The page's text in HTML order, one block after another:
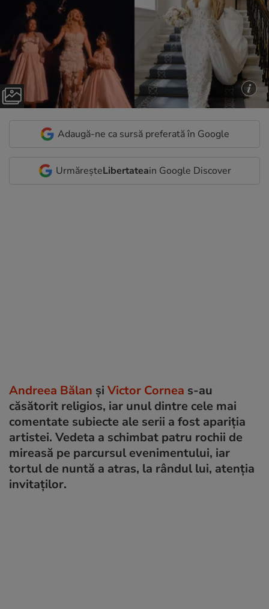
Adaugă-ne ca sursă preferată în Google
UrmăreșteLibertateain Google Discover
Andreea Bălan și Victor Cornea s-au
căsătorit religios, iar unul dintre cele mai
comentate subiecte ale serii a fost apariția
artistei. Vedeta a schimbat patru rochii de
mireasă pe parcursul evenimentului, iar
tortul de nuntă a atras, la rândul lui, atenția
invitaților.